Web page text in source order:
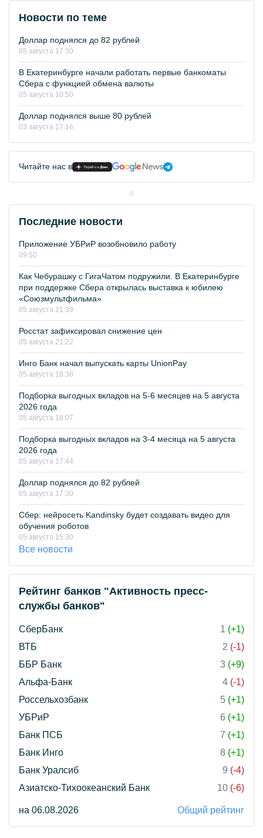
Новости по теме
Доллар поднялся до 82 рублей
05 августа 17:30
В Екатеринбурге начали работать первые банкоматы
Сбера с функцией обмена валюты
05 августа 10:50
Доллар поднялся выше 80 рублей
03 августа 17:16
Читайте нас в
Последние новости
Приложение УБРиР возобновило работу
09:50
Как Чебурашку с ГигаЧатом подружили. В Екатеринбурге
при поддержке Сбера открылась выставка к юбилею
«Союзмультфильма»
05 августа 21:39
Росстат зафиксировал снижение цен
05 августа 21:22
Инго Банк начал выпускать карты UnionPay
05 августа 18:38
Подборка выгодных вкладов на 5-6 месяцев на 5 августа
2026 года
05 августа 18:07
Подборка выгодных вкладов на 3-4 месяца на 5 августа
2026 года
05 августа 17:44
Доллар поднялся до 82 рублей
05 августа 17:30
Сбер: нейросеть Kandinsky будет создавать видео для
обучения роботов
05 августа 15:30
Все новости
Рейтинг банков "Активность пресс-
службы банков"
СберБанк 1 (+1)
ВТБ
2 (-1)
ББР Банк
3 (+9)
Альфа-Банк
4 (-1)
Россельхозбанк
5 (+1)
УБРиР
6 (+1)
Банк ПСБ
7 (+1)
Банк Инго
8 (+1)
Банк Уралсиб
9 (-4)
Азиатско-Тихоокеанский Банк
10 (-6)
на 06.08.2026 Общий рейтинг